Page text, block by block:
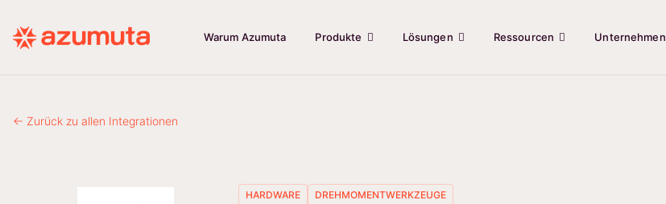
Warum Azumuta Produkte Lösungen Ressourcen Unternehmen
← Zurück zu allen Integrationen
HARDWARE DREHMOMENTWERKZEUGE